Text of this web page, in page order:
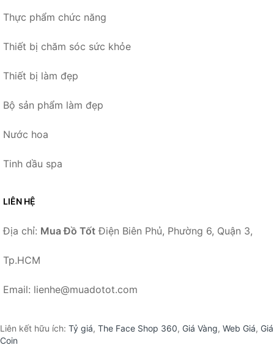
Thực phẩm chức năng
Thiết bị chăm sóc sức khỏe
Thiết bị làm đẹp
Bộ sản phẩm làm đẹp
Nước hoa
Tinh dầu spa
LIÊN HỆ
Địa chỉ: Mua Đồ Tốt Điện Biên Phủ, Phường 6, Quận 3,
Tp.HCM
Email: lienhe@muadotot.com
Liên kết hữu ích: Tỷ giá, The Face Shop 360, Giá Vàng, Web Giá, Giá
Coin